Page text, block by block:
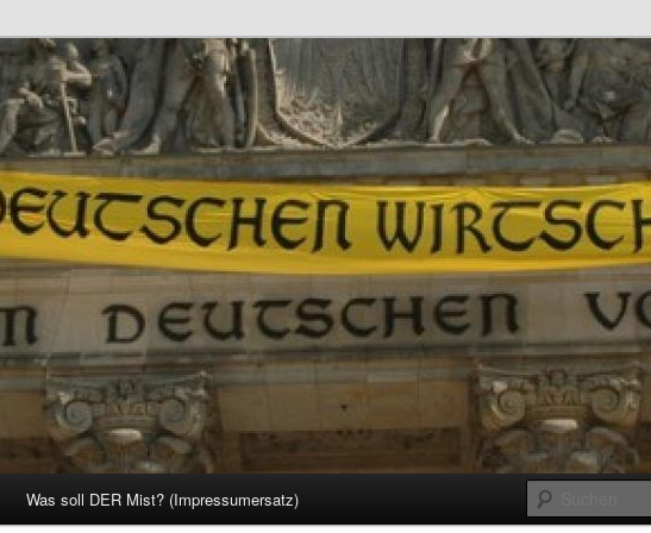
Was soll DER Mist? (Impressumersatz)